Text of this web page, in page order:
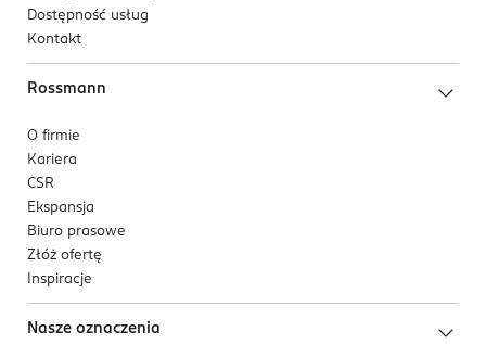
Dostępność usług
Kontakt
Rossmann
O firmie
Kariera
CSR
Ekspansja
Biuro prasowe
Złóż ofertę
Inspiracje
Nasze oznaczenia